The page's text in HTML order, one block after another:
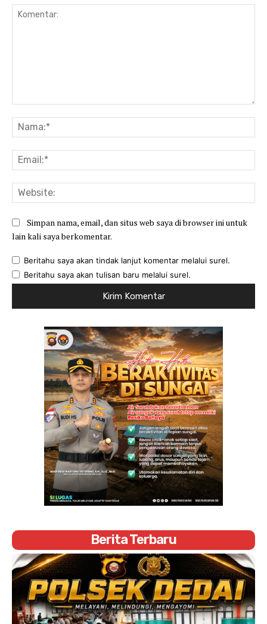
Simpan nama, email, dan situs web saya di browser ini untuk
lain kali saya berkomentar.
Beritahu saya akan tindak lanjut komentar melalui surel.
Beritahu saya akan tulisan baru melalui surel.
Berita Terbaru